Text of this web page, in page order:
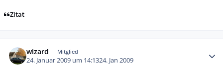
Zitat
wizard Mitglied
24. Januar 2009 um 14:1324. Jan 2009